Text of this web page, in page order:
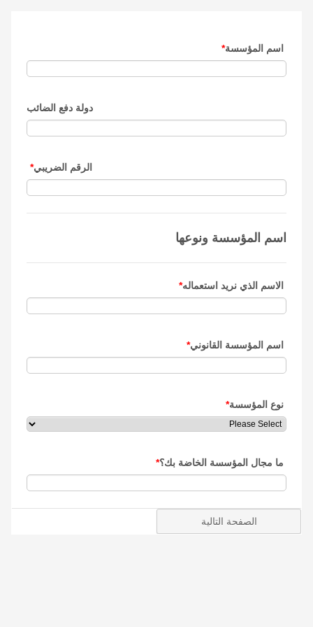
اسم المؤسسة*
دولة دفع الضائب
الرقم الضريبي*
اسم المؤسسة ونوعها
الاسم الذي نريد استعماله*
اسم المؤسسة القانوني*
نوع المؤسسة*
ما مجال المؤسسة الخاضة بك؟*
الصفحة التالية